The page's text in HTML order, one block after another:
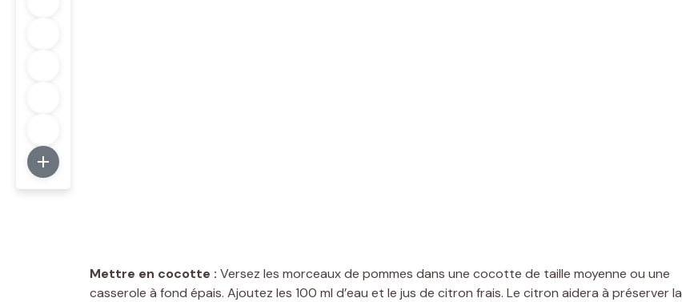
Mettre en cocotte : Versez les morceaux de pommes dans une cocotte de taille moyenne ou une
casserole à fond épais. Ajoutez les 100 ml d’eau et le jus de citron frais. Le citron aidera à préserver la